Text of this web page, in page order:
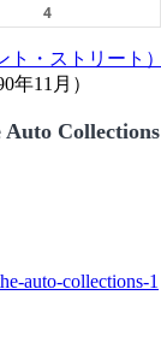
ト・ストリート）
年11月）
Auto Collections